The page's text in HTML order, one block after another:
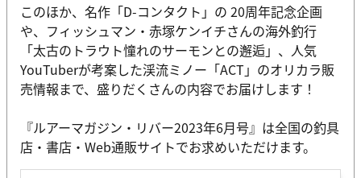
このほか、名作「D-コンタクト」の 20周年記念企画
や、フィッシュマン・赤塚ケンイチさんの海外釣行
「太古のトラウト憧れのサーモンとの邂逅」、人気
YouTuberが考案した渓流ミノー「ACT」のオリカラ販
売情報まで、盛りだくさんの内容でお届けします！
『ルアーマガジン・リバー2023年6月号』は全国の釣具
店・書店・Web通販サイトでお求めいただけます。